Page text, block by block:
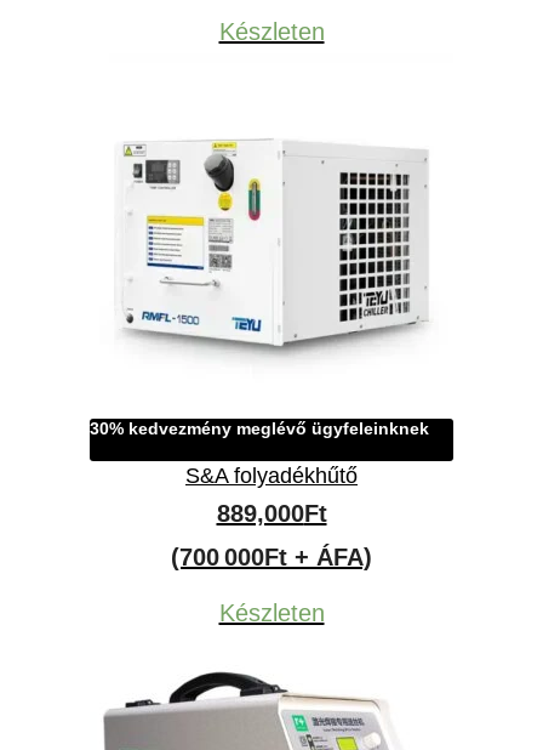
Készleten
30% kedvezmény meglévő ügyfeleinknek
S&A folyadékhűtő
889,000Ft
(700 000Ft + ÁFA)
Készleten